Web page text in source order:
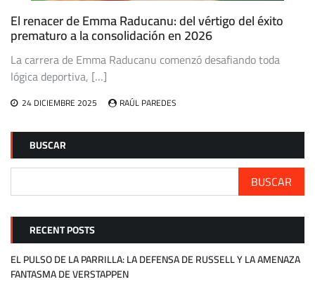
El renacer de Emma Raducanu: del vértigo del éxito
prematuro a la consolidación en 2026
La carrera de Emma Raducanu comenzó desafiando toda
lógica deportiva, […]
24 DICIEMBRE 2025 RAÚL PAREDES
BUSCAR
BUSCAR
RECENT POSTS
EL PULSO DE LA PARRILLA: LA DEFENSA DE RUSSELL Y LA AMENAZA
FANTASMA DE VERSTAPPEN